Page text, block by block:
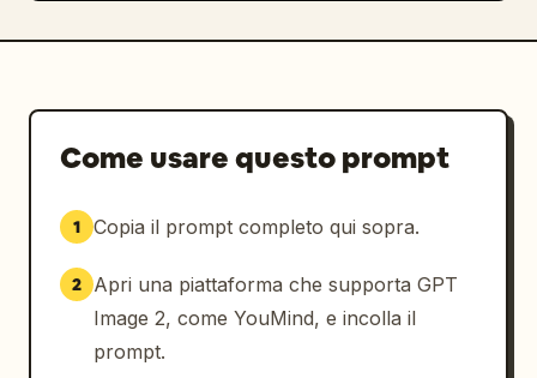
Come usare questo prompt
1 Copia il prompt completo qui sopra.
2
Apri una piattaforma che supporta GPT
Image 2, come YouMind, e incolla il
prompt.